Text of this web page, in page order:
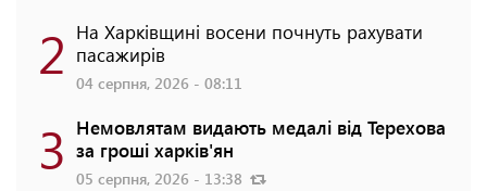
2 На Харківщині восени почнуть рахувати
пасажирів
04 серпня, 2026 - 08:11
3 Немовлятам видають медалі від Терехова
за гроші харків'ян
05 серпня, 2026 - 13:38